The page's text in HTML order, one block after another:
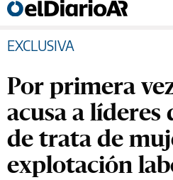
EXCLUSIVA
Por primera
acusa a líderes
de trata de
explotación